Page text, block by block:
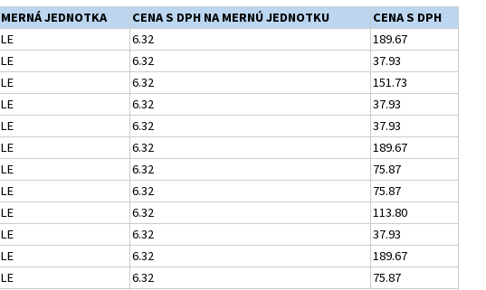
MERNÁ JEDNOTKA CENA S DPH NA MERNÚ JEDNOTKU
CENA S DPH
LE 6.32
189.67
LE 6.32
37.93
LE 6.32
151.73
LE 6.32
37.93
LE 6.32
37.93
LE 6.32
189.67
LE 6.32
75.87
LE 6.32
75.87
LE 6.32
113.80
LE 6.32
37.93
LE 6.32
189.67
LE 6.32
75.87